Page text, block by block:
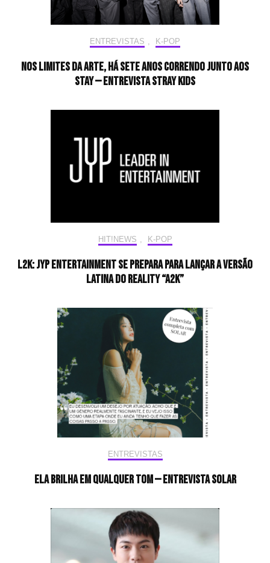
ENTREVISTAS , K-POP
Nos limites da arte, há sete anos correndo junto aos
STAY — Entrevista Stray Kids
HIT!NEWS K-POP
L2K: JYP Entertainment se prepara para lançar a versão
latina do reality “A2K”
ENTREVISTAS
Ela brilha em qualquer tom — Entrevista Solar